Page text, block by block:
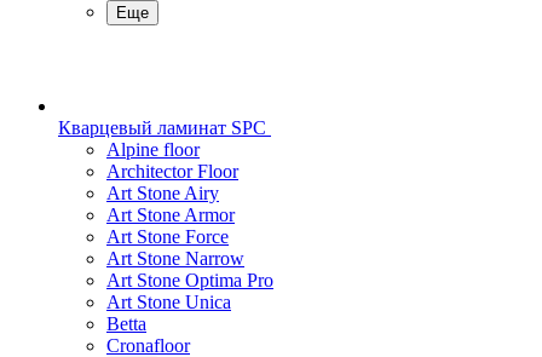
Еще
Кварцевый ламинат SPC
Alpine floor
Architector Floor
Art Stone Airy
Art Stone Armor
Art Stone Force
Art Stone Narrow
Art Stone Optima Pro
Art Stone Unica
Betta
Cronafloor